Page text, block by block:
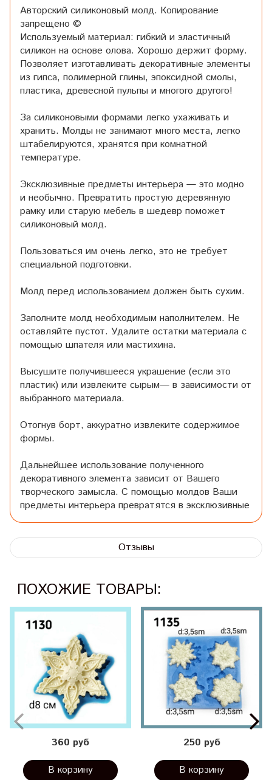
Авторский силиконовый молд. Копирование
запрещено ©
Используемый материал: гибкий и эластичный
силикон на основе олова. Хорошо держит форму.
Позволяет изготавливать декоративные элементы
из гипса, полимерной глины, эпоксидной смолы,
пластика, древесной пульпы и многого другого!
За силиконовыми формами легко ухаживать и
хранить. Молды не занимают много места, легко
штабелируются, хранятся при комнатной
температуре.
Эксклюзивные предметы интерьера — это модно
и необычно. Превратить простую деревянную
рамку или старую мебель в шедевр поможет
силиконовый молд.
Пользоваться им очень легко, это не требует
специальной подготовки.
Молд перед использованием должен быть сухим.
Заполните молд необходимым наполнителем. Не
оставляйте пустот. Удалите остатки материала с
помощью шпателя или мастихина.
Высушите получившееся украшение (если это
пластик) или извлеките сырым— в зависимости от
выбранного материала.
Отогнув борт, аккуратно извлеките содержимое
формы.
Дальнейшее использование полученного
декоративного элемента зависит от Вашего
творческого замысла. С помощью молдов Ваши
предметы интерьера превратятся в эксклюзивные
Отзывы
ПОХОЖИЕ ТОВАРЫ:
360 руб
В корзину
250 руб
В корзину